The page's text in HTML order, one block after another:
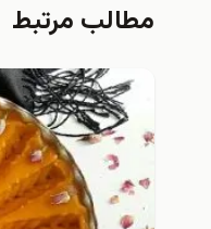
مطالب مرتبط